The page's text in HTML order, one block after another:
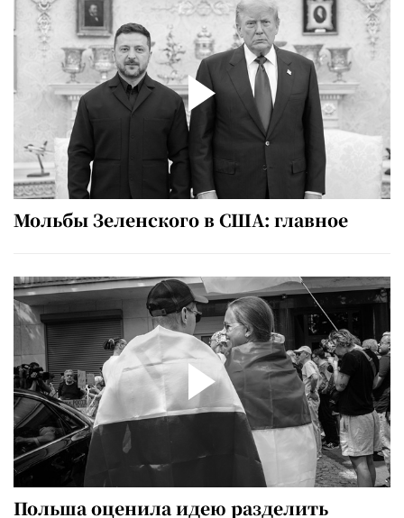
Мольбы Зеленского в США: главное
Польша оценила идею разделить